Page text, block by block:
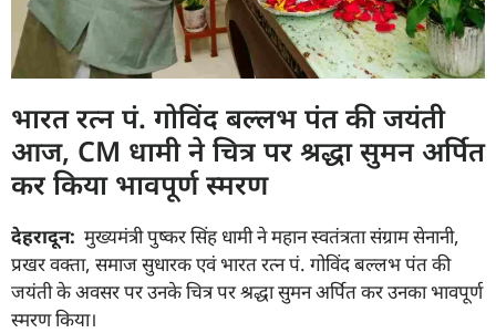
भारत रत्न पं. गोविंद बल्लभ पंत की जयंती
आज, CM धामी ने चित्र पर श्रद्धा सुमन अर्पित
कर किया भावपूर्ण स्मरण
देहरादून: मुख्यमंत्री पुष्कर सिंह धामी ने महान स्वतंत्रता संग्राम सेनानी,
प्रखर वक्ता, समाज सुधारक एवं भारत रत्न पं. गोविंद बल्लभ पंत की
जयंती के अवसर पर उनके चित्र पर श्रद्धा सुमन अर्पित कर उनका भावपूर्ण
स्मरण किया।